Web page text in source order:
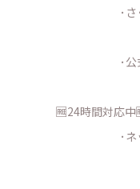
･
･
🆓24時間対応中
･